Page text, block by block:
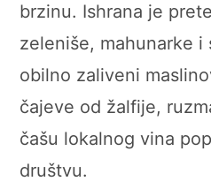
brzinu. Ishrana je
zeleniše, mahunarke i
obilno zaliveni
čajeve od žalfije,
čašu lokalnog vina
društvu.